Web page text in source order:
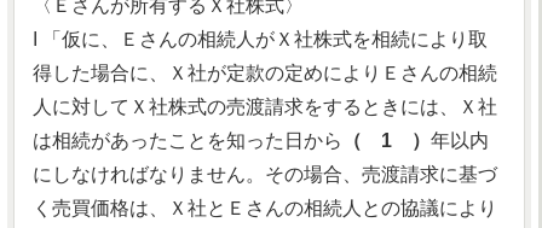
〈Ｅさんが所有するＸ社株式〉
I 「仮に、Ｅさんの相続人がＸ社株式を相続により取
得した場合に、Ｘ社が定款の定めによりＥさんの相続
人に対してＸ社株式の売渡請求をするときには、Ｘ社
は相続があったことを知った日から
（ 1 ） 年以内
にしなければなりません。その場合、売渡請求に基づ
く売買価格は、Ｘ社とＥさんの相続人との協議により